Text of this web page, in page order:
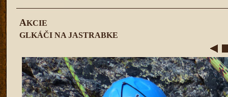
AKCIE
GLKÁČI NA JASTRABKE